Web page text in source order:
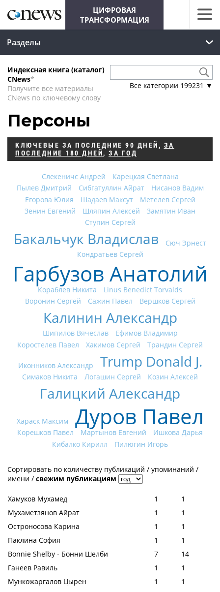
ЦИФРОВАЯ
ТРАНСФОРМАЦИЯ
Разделы
Индексная книга (каталог)
CNews*
Получите все материалы
CNews по ключевому слову
Все категории 199231 ▼
Персоны
КЛЮЧЕВЫЕ ЗА ПОСЛЕДНИЕ 90 ДНЕЙ , ЗА
ПОСЛЕДНИЕ 180 ДНЕЙ, ЗА ГОД
Слекеничс Андрей
Карецкая Светлана
Пылев Дмитрий
Сибгатуллин Айрат
Нисанов Вадим
Егорова Юлия
Шадаев Максут
Метелев Сергей
Зенин Евгений
Шляпин Алексей
Замятин Иван
Ступин Сергей
Бакальчук Владислав
Сюч Эрнест
Кондратьев Сергей
Гарбузов Анатолий
Кораблев Никита
Linus Benedict Torvalds
Воронин Сергей
Сажин Павел Вершков Сергей
Калинин Александр
Шипилов Вячеслав
Ефимов Владимир
Коростелев Павел
Хакимов Сергей Трандин Сергей
Иконников Александр Trump Donald J.
Симаков Никита Логашин Сергей Козин Алексей
Галицкий Александр
Хараск Максим Дуров Павел
Корешков Павел Мартынов Евгений
Ишкова Дарья
Кибалко Кирилл
Пилюгин Игорь
Сортировать по количеству публикаций / упоминаний /
имени / свежим публикациям
Хамуков Мухамед 1
1
Мухаметзянов Айрат
1
1
Остроносова Карина
1
1
Паклина София
1
1
Bonnie Shelby - Бонни Шелби
7
14
Ганеев Равиль
1
1
Мункожаргалов Цырен
1
1